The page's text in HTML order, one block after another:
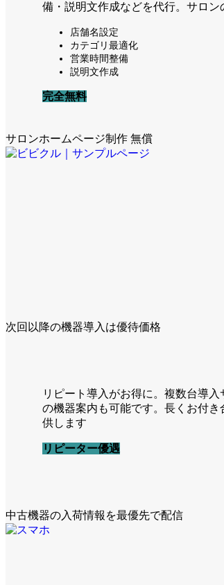
備・説明文作成などを代行。サロン
店舗名設定
カテゴリ最適化
営業時間整備
説明文作成
完全無料
サロンホームページ制作 無償
次回以降の機器導入は優待価格
リピート導入がお得に。複数台導
の機器案内も可能です。長くお付
供します
リピーター優遇
中古機器の入荷情報を最優先で配信